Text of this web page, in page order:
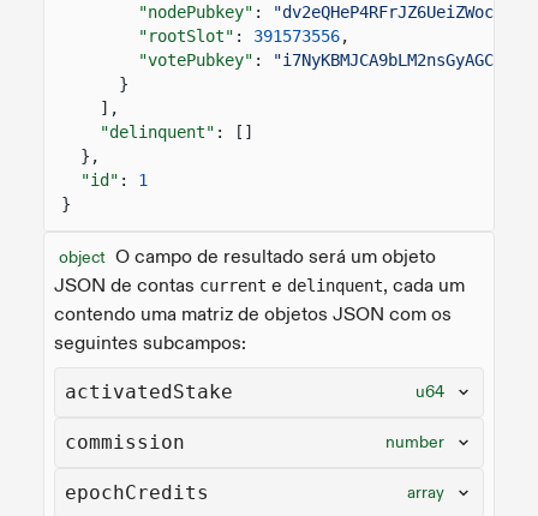
"nodePubkey" :
"rootSlot" : 391573556,
"votePubkey" :
}
],
"delinquent" : []
},
"id" :
1
}
object O campo de resultado será um objeto
JSON de contas current e delinquent, cada um
contendo uma matriz de objetos JSON com os
seguintes subcampos:
activatedStake u64
commission number
epochCredits array